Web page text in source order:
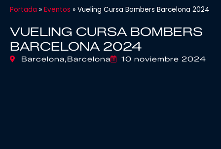
Portada » Eventos » Vueling Cursa Bombers Barcelona 2024
VUELING CURSA BOMBERS
BARCELONA 2024
Barcelona,Barcelona 10 noviembre 2024